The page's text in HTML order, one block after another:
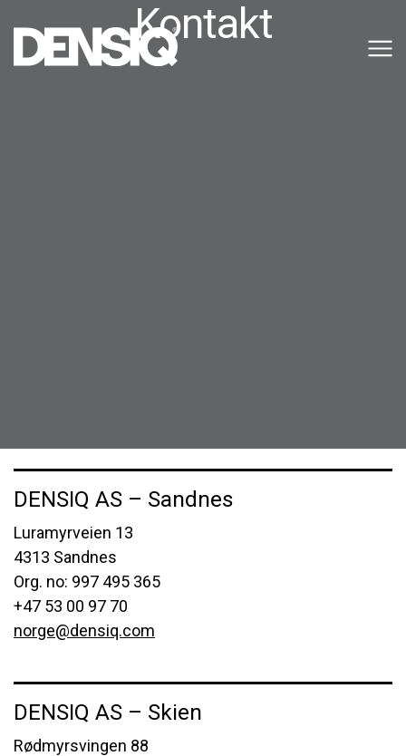
Main NavigationKontakt
DENSIQ AS – Sandnes
Luramyrveien 13
4313 Sandnes
Org. no: 997 495 365
+47 53 00 97 70
norge@densiq.com
DENSIQ AS – Skien
Rødmyrsvingen 88